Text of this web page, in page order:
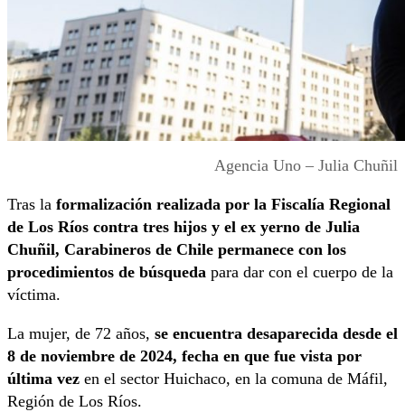
Agencia Uno – Julia Chuñil
Tras la formalización realizada por la Fiscalía Regional
de Los Ríos contra tres hijos y el ex yerno de Julia
Chuñil, Carabineros de Chile permanece con los
procedimientos de búsqueda para dar con el cuerpo de la
víctima.
La mujer, de 72 años, se encuentra desaparecida desde el
8 de noviembre de 2024, fecha en que fue vista por
última vez en el sector Huichaco, en la comuna de Máfil,
Región de Los Ríos.